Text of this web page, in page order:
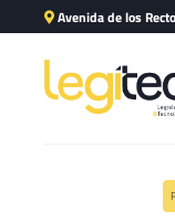
Avenida de los